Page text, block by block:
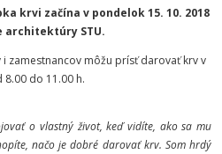
krvi začína v pondelok 15. 10. 2018
architektúry STU.
zamestnancov môžu prísť darovať krv v
8.00 do 11.00 h.
o vlastný život, keď vidíte, ako sa mu
načo je dobré darovať krv. Som hrdý